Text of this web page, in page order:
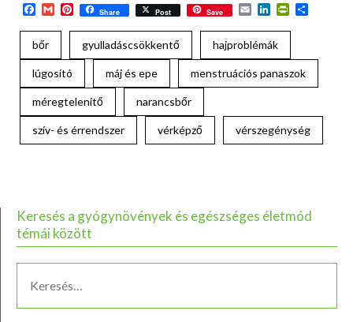
Facebook
GmailPinterest
Share Post Save EmailLinkedIn
bőr gyulladáscsökkentő hajproblémák
lúgosító máj és epe menstruációs panaszok
méregtelenítő narancsbőr
szív- és érrendszer vérképző vérszegénység
Keresés a gyógynövények és egészséges életmód
témái között